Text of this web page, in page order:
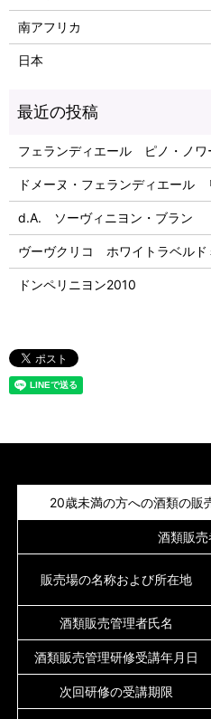
南アフリカ
日本
フェランディエール ピノ・ノ
ドメーヌ・フェランディエール
d.A. ソーヴィニヨン・ブラン
ヴーヴクリコ ホワイトラベルド
ドンペリニヨン2010
20歳未満の方への酒類の販
酒類販
販売場の名称および所在地
酒類販売管理者氏名
酒類販売管理研修受講年月日
次回研修の受講期限